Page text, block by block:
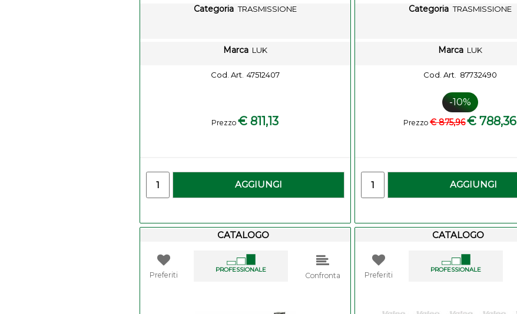
Categoria TRASMISSIONE
Marca LUK
Cod. Art. 47512407
Prezzo € 811,13
AGGIUNGI
Categoria TRASMISSIONE
Marca LUK
Cod. Art. 87732490
-10%
Prezzo € 875,96€ 788,36
AGGIUNGI
CATALOGO
Preferiti
PROFESSIONALE
Confronta
CATALOGO
Preferiti
PROFESSIONALE